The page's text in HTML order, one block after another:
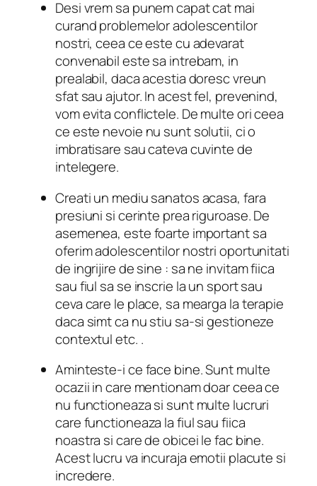
Desi vrem sa punem capat cat mai
curand problemelor adolescentilor
nostri, ceea ce este cu adevarat
convenabil este sa intrebam, in
prealabil, daca acestia doresc vreun
sfat sau ajutor.In acest fel, prevenind,
vom evita conflictele. De multe ori ceea
ce este nevoie nu sunt solutii, ci o
imbratisare sau cateva cuvinte de
intelegere.
Creati un mediu sanatos acasa, fara
presiuni si cerinte prea riguroase.De
asemenea, este foarte importantsa
oferim adolescentilor nostri oportunitati
de ingrijire de sine : sa ne invitam fiica
sau fiul sa se inscrie la un sport sau
ceva care le place, sa mearga la terapie
daca simt ca nu stiu sa-si gestioneze
contextul etc. .
Aminteste-i ce face bine.Sunt multe
ocazii in care mentionam doar ceea ce
nu functioneaza si sunt multe lucruri
care functioneaza la fiul sau fiica
noastra si care de obicei le fac bine.
Acest lucru va incuraja emotii placute si
incredere.